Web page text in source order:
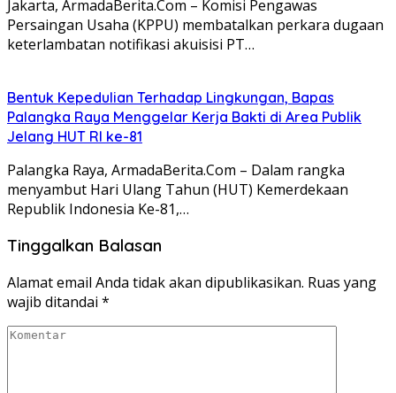
Jakarta, ArmadaBerita.Com – Komisi Pengawas
Persaingan Usaha (KPPU) membatalkan perkara dugaan
keterlambatan notifikasi akuisisi PT…
Bentuk Kepedulian Terhadap Lingkungan, Bapas
Palangka Raya Menggelar Kerja Bakti di Area Publik
Jelang HUT RI ke-81
Palangka Raya, ArmadaBerita.Com – Dalam rangka
menyambut Hari Ulang Tahun (HUT) Kemerdekaan
Republik Indonesia Ke-81,…
Tinggalkan Balasan
Alamat email Anda tidak akan dipublikasikan. Ruas yang
wajib ditandai *